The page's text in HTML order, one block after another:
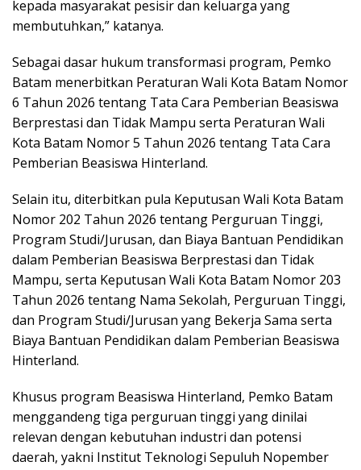
kepada masyarakat pesisir dan keluarga yang
membutuhkan,” katanya.
Sebagai dasar hukum transformasi program, Pemko
Batam menerbitkan Peraturan Wali Kota Batam Nomor
6 Tahun 2026 tentang Tata Cara Pemberian Beasiswa
Berprestasi dan Tidak Mampu serta Peraturan Wali
Kota Batam Nomor 5 Tahun 2026 tentang Tata Cara
Pemberian Beasiswa Hinterland.
Selain itu, diterbitkan pula Keputusan Wali Kota Batam
Nomor 202 Tahun 2026 tentang Perguruan Tinggi,
Program Studi/Jurusan, dan Biaya Bantuan Pendidikan
dalam Pemberian Beasiswa Berprestasi dan Tidak
Mampu, serta Keputusan Wali Kota Batam Nomor 203
Tahun 2026 tentang Nama Sekolah, Perguruan Tinggi,
dan Program Studi/Jurusan yang Bekerja Sama serta
Biaya Bantuan Pendidikan dalam Pemberian Beasiswa
Hinterland.
Khusus program Beasiswa Hinterland, Pemko Batam
menggandeng tiga perguruan tinggi yang dinilai
relevan dengan kebutuhan industri dan potensi
daerah, yakni Institut Teknologi Sepuluh Nopember